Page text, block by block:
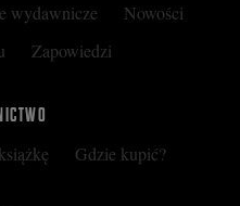
wydawnicze
Nowości
Zapowiedzi
Gdzie kupić?